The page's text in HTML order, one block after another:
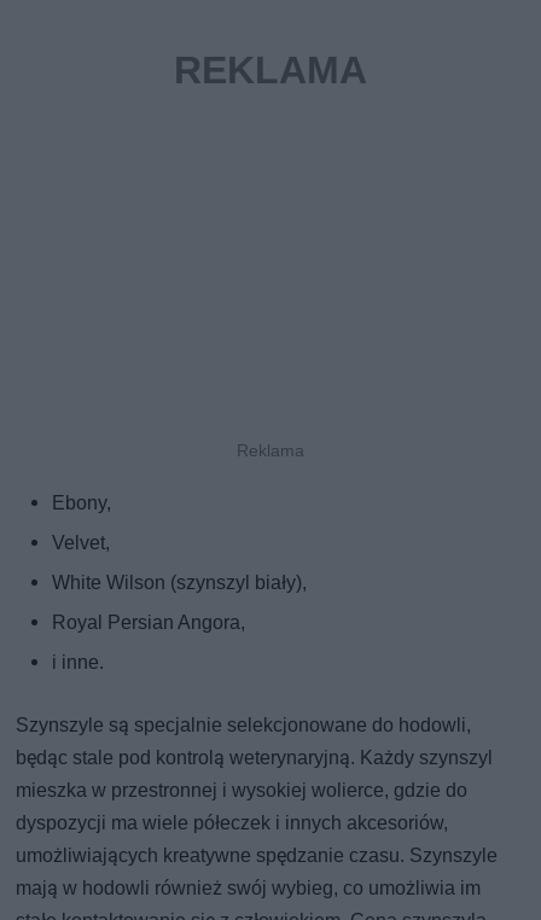
Ebony,
Velvet,
White Wilson (szynszyl biały),
Royal Persian Angora,
i inne.
Szynszyle są specjalnie selekcjonowane do hodowli,
będąc stale pod kontrolą weterynaryjną. Każdy szynszyl
mieszka w przestronnej i wysokiej wolierce, gdzie do
dyspozycji ma wiele półeczek i innych akcesoriów,
umożliwiających kreatywne spędzanie czasu. Szynszyle
mają w hodowli również swój wybieg, co umożliwia im